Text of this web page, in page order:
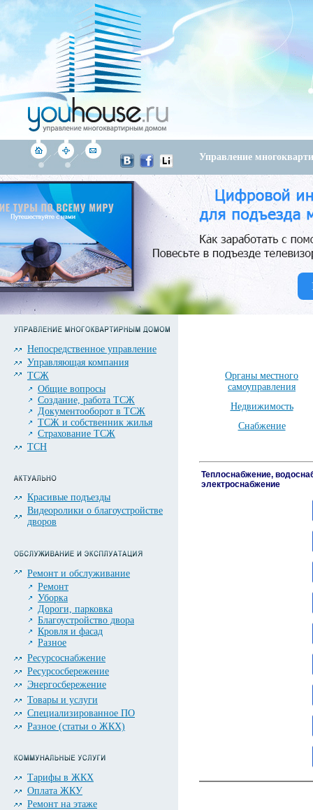
Управление
Непосредственное управление
Управляющая компания
ТСЖ
Общие вопросы
Создание, работа ТСЖ
Документооборот в ТСЖ
ТСЖ и собственник жилья
Страхование ТСЖ
ТСН
Красивые подъезды
Видеоролики о благоустройстве
дворов
Ремонт и обслуживание
Ремонт
Уборка
Дороги, парковка
Благоустройство двора
Кровля и фасад
Разное
Ресурсоснабжение
Ресурсосбережение
Энергосбережение
Товары и услуги
Специализированное ПО
Разное (статьи о ЖКХ)
Тарифы в ЖКХ
Оплата ЖКУ
Ремонт на этаже
Органы местного
самоуправления
Недвижимость
Снабжение
Теплоснабжение,
электроснабжение